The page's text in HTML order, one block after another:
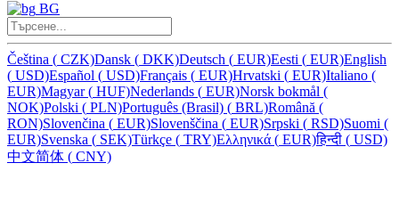
BG
Čeština ( CZK)Dansk ( DKK)Deutsch ( EUR)Eesti ( EUR)English
( USD)Español ( USD)Français ( EUR)Hrvatski ( EUR)Italiano (
EUR)Magyar( HUF)Nederlands ( EUR)Norsk bokmål (
NOK)Polski ( PLN)Português (Brasil) ( BRL)Română (
RON)Slovenčina ( EUR)Slovenščina ( EUR)Srpski ( RSD)Suomi (
EUR)Svenska ( SEK)Türkçe ( TRY)Ελληνικά ( EUR)हिन्दी ( USD)
中文简体 ( CNY)